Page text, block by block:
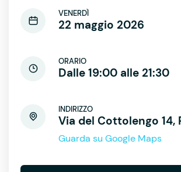
VENERDÌ
22 maggio 2026
ORARIO
Dalle 19:00 alle 21:30
INDIRIZZO
Via del Cottolengo 14,
Guarda su Google Maps